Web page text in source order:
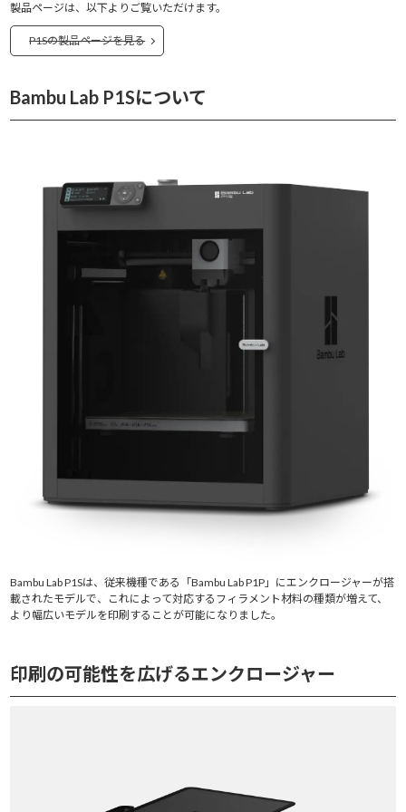
製品ページは、以下よりご覧いただけます。
P1Sの製品ページを見る
Bambu Lab P1Sについて
Bambu Lab P1Sは、従来機種である「Bambu Lab P1P」にエンクロージャーが搭
載されたモデルで、これによって対応するフィラメント材料の種類が増えて、
より幅広いモデルを印刷することが可能になりました。
印刷の可能性を広げるエンクロージャー